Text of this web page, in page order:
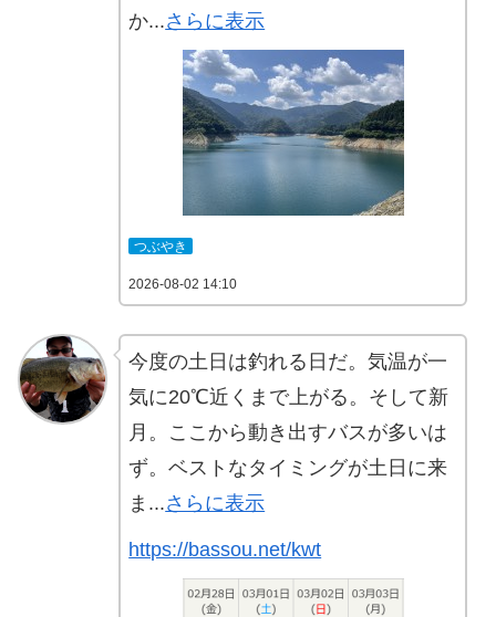
か...さらに表示
つぶやき
2026-08-02 14:10
今度の土日は釣れる日だ。気温が一
気に20℃近くまで上がる。そして新
月。ここから動き出すバスが多いは
ず。ベストなタイミングが土日に来
ま...さらに表示
https://bassou.net/kwt